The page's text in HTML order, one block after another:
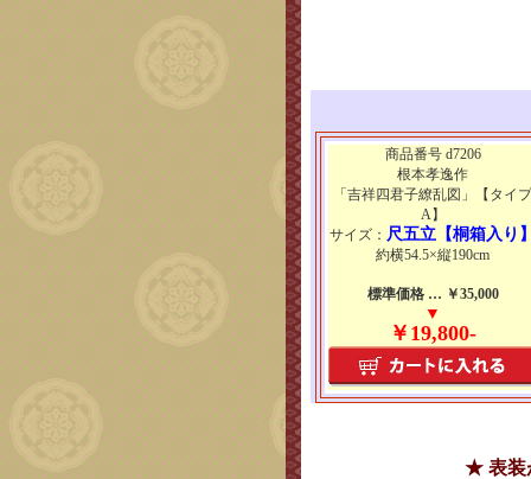
商品番号 d7206
根本孝逸作
「吉祥四君子繚乱図」【タイプ
A】
サイズ： 尺五立【桐箱入り
約横54.5×縦190cm
標準価格 … ￥35,000
▼
￥19,800-
★ 表装